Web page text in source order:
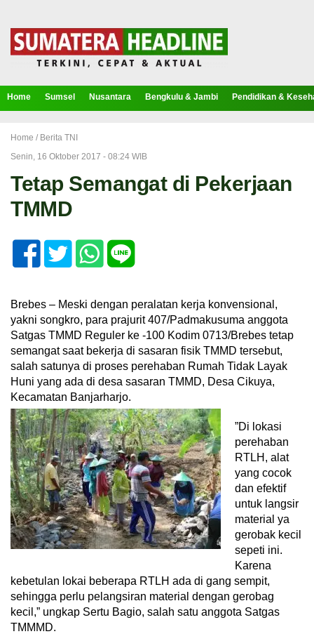
Home Sumsel Nusantara Bengkulu & Jambi Pendidikan &
Home / Berita TNI
Senin, 16 Oktober 2017 - 08:24 WIB
Tetap Semangat di Pekerjaan
TMMD
Brebes – Meski dengan peralatan kerja konvensional,
yakni songkro, para prajurit 407/Padmakusuma anggota
Satgas TMMD Reguler ke -100 Kodim 0713/Brebes tetap
semangat saat bekerja di sasaran fisik TMMD tersebut,
salah satunya di proses perehaban Rumah Tidak Layak
Huni yang ada di desa sasaran TMMD, Desa Cikuya,
Kecamatan Banjarharjo.
”Di lokasi
perehaban
RTLH, alat
yang cocok
dan efektif
untuk langsir
material ya
gerobak kecil
sepeti ini.
Karena
kebetulan lokai beberapa RTLH ada di gang sempit,
sehingga perlu pelangsiran material dengan gerobag
kecil,” ungkap Sertu Bagio, salah satu anggota Satgas
TMMMD.